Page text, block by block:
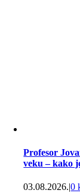
Profesor
veku – kako
03.08.2026.|0